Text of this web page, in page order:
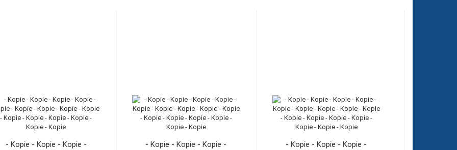
- Kopie - Kopie - Kopie -
- Kopie - Kopie - Kopie -
- Kopie - Kopie - Kopie -